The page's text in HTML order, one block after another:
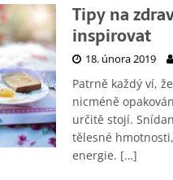
Tipy na
inspirovat
18. února 2019
Patrně každý ví,
nicméně
určitě stojí.
tělesné
energie. […]